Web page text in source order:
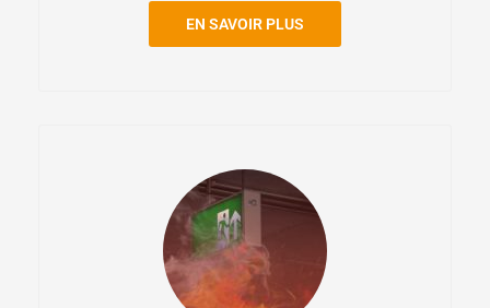
EN SAVOIR PLUS